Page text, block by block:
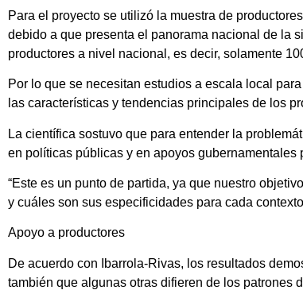
Para el proyecto se utilizó la muestra de
debido a que presenta el panorama nacional de la
productores a nivel nacional, es decir, solamente
Por lo que se necesitan estudios a escala local
las características y tendencias principales de los
La científica sostuvo que para entender la
en políticas públicas y en apoyos
“Este es un punto de partida, ya que nuestro
y cuáles son sus especificidades para cada
Apoyo a productores
De acuerdo con Ibarrola-Rivas, los resultados
también que algunas otras difieren de los patrones